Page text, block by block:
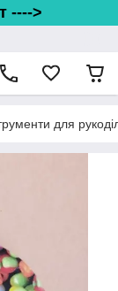
---->
для